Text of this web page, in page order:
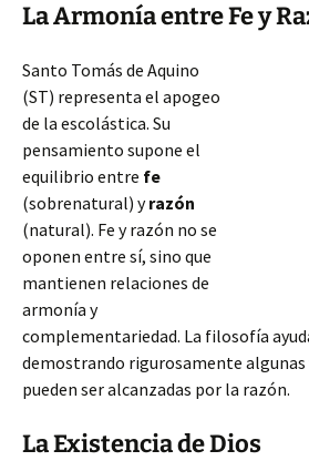
La Armonía entre Fe y
Santo Tomás de Aquino
(ST) representa el apogeo
de la escolástica. Su
pensamiento supone el
equilibrio entre fe
(sobrenatural) yrazón
(natural). Fe y razón no se
oponen entre sí, sino que
mantienen relaciones de
armonía y
complementariedad. La filosofía
demostrando rigurosamente algunas
pueden ser alcanzadas por la razón.
La Existencia de Dios